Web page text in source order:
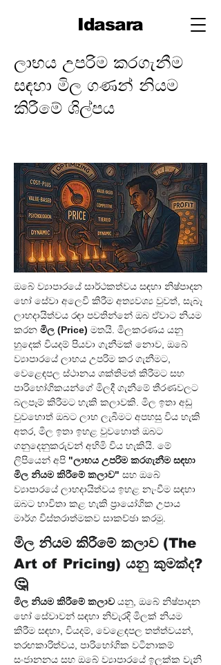
Idasara
ලාභය උපරිම කරගැනීම
සඳහා මිල ගණන් නියම
කිරීමේ ශිල්පය
ඔබේ ව්‍යාපාරයේ සාර්ථකත්වය සඳහා නිෂ්පාදන
හෝ සේවා අලෙවි කිරීම අත්‍යවශ්‍ය වුවත්, සැබෑ
ලාභදායිත්වය රඳා පවතින්නේ ඔබ ඒවාට නියම
කරන මිල (Price) මතයි. මිලකරණය යනු
හුදෙක් වියදම් පියවා ගැනීමක් නොව, ඔබේ
ව්‍යාපාරයේ ලාභය උපරිම කර ගැනීමට,
වෙළෙඳපල ස්ථානය ශක්තිමත් කිරීමට සහ
පාරිභෝගිකයන්ගේ මිලදී ගැනීමේ තීරණවලට
බලපෑම් කිරීමට හැකි කලාවකි. මිල ඉතා අඩු
වුවහොත් ඔබට ලාභ ලැබීමට අපහසු විය හැකි
අතර, මිල ඉතා ඉහළ වුවහොත් ඔබට
ගනුදෙනුකරුවන් අහිමි විය හැකියි. මේ
ලිපියෙන් අපි "ලාභය උපරිම කරගැනීම සඳහා
මිල නියම කිරීමේ කලාව" සහ ඔබේ
ව්‍යාපාරයේ ලාභදායිත්වය ඉහළ නැංවීම සඳහා
ඔබට භාවිතා කළ හැකි ප්‍රායෝගික උපාය
මාර්ග විස්තරාත්මකව සාකච්ඡා කරමු.
මිල නියම කිරීමේ කලාව (The
Art of Pricing) යනු කුමක්ද?
🤔
මිල නියම කිරීමේ කලාව යනු, ඔබේ නිෂ්පාදන
හෝ සේවාවන් සඳහා නිවැරදි මිලක් නියම
කිරීම සඳහා, වියදම්, වෙළෙඳපල තත්ත්වයන්,
තරඟකාරිත්වය, පාරිභෝගික වටිනාකම්
සංජානනය සහ ඔබේ ව්‍යාපාරයේ ඉලක්ක වැනි